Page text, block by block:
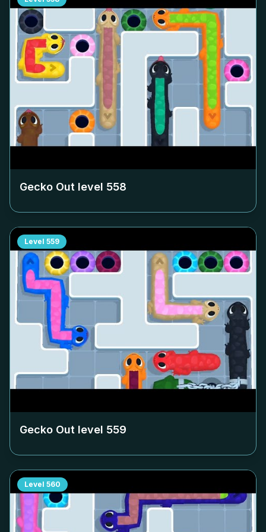
Gecko Out level 558
Level 559
Gecko Out level 559
Level 560